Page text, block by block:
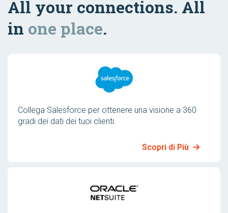
All your connections. All
in one place.
Collega Salesforce per ottenere una visione a 360
gradi dei dati dei tuoi clienti.
Scopri di Più